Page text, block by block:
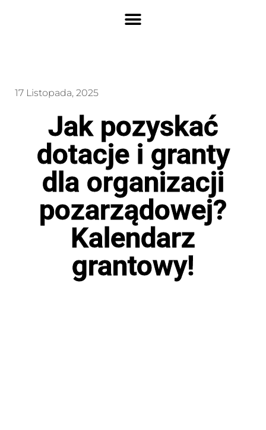
17 Listopada, 2025
Jak pozyskać
dotacje i granty
dla organizacji
pozarządowej?
Kalendarz
grantowy!